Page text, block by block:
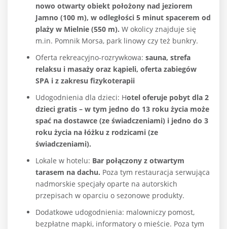
nowo otwarty obiekt położony nad jeziorem
Jamno (100 m), w odległości 5 minut spacerem od
plaży w Mielnie (550 m). W okolicy znajduje się
m.in. Pomnik Morsa, park linowy czy też bunkry.
Oferta rekreacyjno-rozrywkowa: sauna, strefa
relaksu i masaży oraz kąpieli, oferta zabiegów
SPA i z zakresu fizykoterapii
Udogodnienia dla dzieci: Hotel oferuje pobyt dla 2
dzieci gratis – w tym jedno do 13 roku życia może
spać na dostawce (ze świadczeniami) i jedno do 3
roku życia na łóżku z rodzicami (ze
świadczeniami).
Lokale w hotelu: Bar połączony z otwartym
tarasem na dachu. Poza tym restauracja serwująca
nadmorskie specjały oparte na autorskich
przepisach w oparciu o sezonowe produkty.
Dodatkowe udogodnienia: malowniczy pomost,
bezpłatne mapki, informatory o mieście. Poza tym